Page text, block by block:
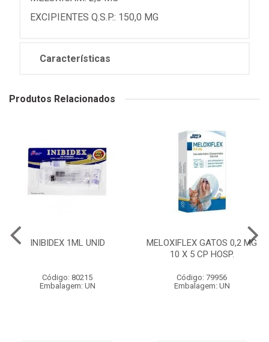
EXCIPIENTES Q.S.P.: 150,0 MG
Características
Produtos Relacionados
INIBIDEX 1ML UNID
Código: 80215
Embalagem: UN
MELOXIFLEX GATOS 0,2 MG
10 X 5 CP HOSP.
Código: 79956
Embalagem: UN